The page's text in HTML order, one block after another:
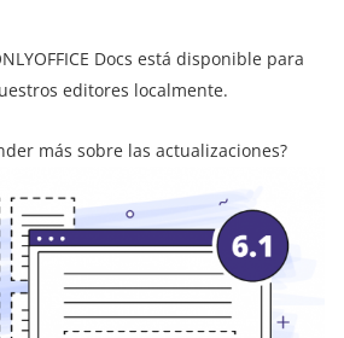
Docs está disponible para
editores localmente.
más sobre las actualizaciones?